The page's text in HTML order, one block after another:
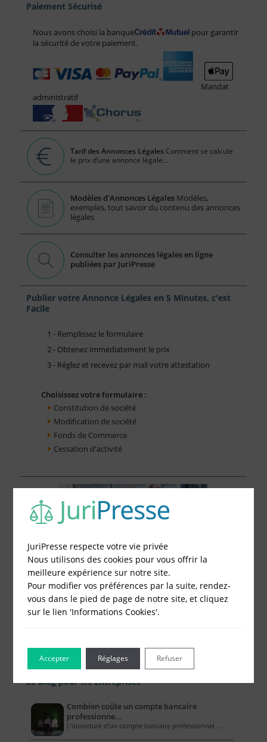
Paiement Sécurisé
Nous avons choisi la banque
pour garantir
la sécurité de votre paiement.
Mandat
administratif
Tarif des Annonces Légales Comment se calcule
le prix d’une annonce légale...
Modèles d'Annonces Légales Modèles,
exemples, tout savoir du contenu des annonces
légales
Consulter les annonces légales en ligne
publiées par JuriPresse
Publier votre Annonce Légales en 5 Minutes, c'est
Facile
1 - Remplissez le formulaire
2 - Obtenez immédiatement le prix
3 - Réglez et recevez par mail votre attestation
Choisissez votre formulaire :
Constitution de société
Modification de société
Fonds de Commerce
Cessation d'activité
Le Blog pour les Entreprises
Combien coûte un compte bancaire
professionne…
L’ouverture d’un compte bancaire professionnel …
JuriPresse respecte votre vie privée
Nous utilisons des cookies pour vous offrir la
meilleure expérience sur notre site.
Pour modifier vos préférences par la suite, rendez-
vous dans le pied de page de notre site, et cliquez
sur le lien 'Informations Cookies'.
Accepter Refuser
Réglages